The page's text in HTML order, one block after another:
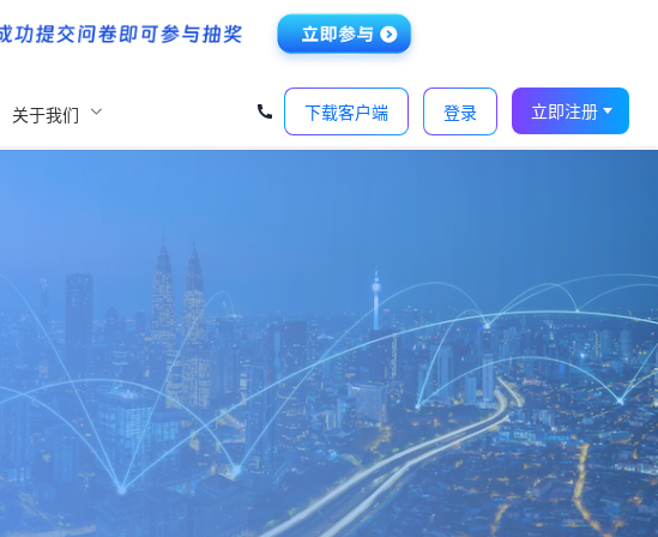
关于我们 下载客户端 登录 立即注册